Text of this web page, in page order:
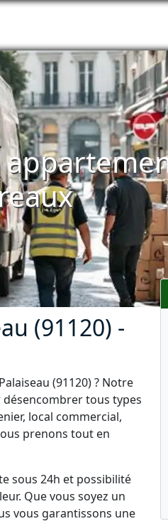
(91120) -
(91120) ? Notre
tous types
local commercial,
prenons tout en
sous 24h et possibilité
Que vous soyez un
vous garantissons une